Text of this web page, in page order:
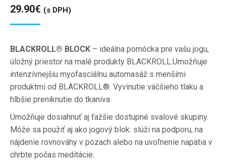
29.90€ (s DPH)
BLACKROLL® BLOCK – ideálna pomôcka pre vašu jogu,
úložný priestor na malé produkty BLACKROLL.Umožňuje
intenzívnejšiu myofasciálnu automasáž s menšími
produktmi od BLACKROLL®. Vyvinutie väčšieho tlaku a
hlbšie preniknutie do tkaniva.
Umožňuje dosiahnuť aj ťažšie dostupné svalové skupiny.
Môže sa použiť aj ako jogový blok: slúži na podporu, na
nájdenie rovnováhy v pózach alebo na uvoľnenie napätia v
chrbte počas meditácie.